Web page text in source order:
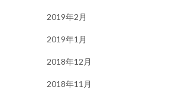
2019年2月
2019年1月
2018年12月
2018年11月